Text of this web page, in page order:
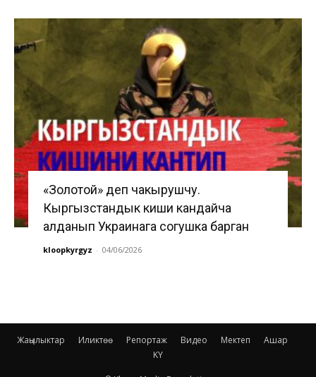
«Золотой» деп чакырушчу.
Кыргызстандык киши кандайча
алданып Украинага согушка барган
kloopkyrgyz - 04/06/2026
Жаңылыктар Иликтөө Репортаж Видео Мектеп
Ашар
KY